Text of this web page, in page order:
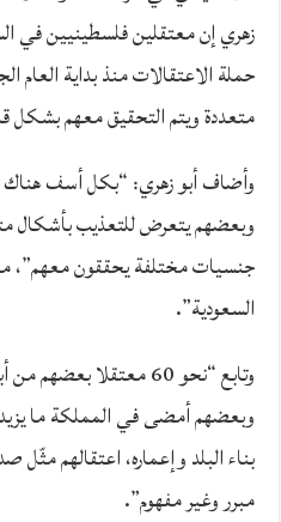
زهري إن معتقلين فلسطينيين في
حملة الاعتقالات منذ بداية العام
متعددة ويتم التحقيق معهم بشكل
وأضاف أبو زهري: “بكل أسف
وبعضهم يتعرض للتعذيب بأشكال
جنسيات مختلفة يحققون معهم”،
السعودية”.
وتابع “نحو 60 معتقلا
وبعضهم أمضى في المملكة ما
بناء البلد وإعماره، اعتقالهم
مبرر وغير مفهوم”.